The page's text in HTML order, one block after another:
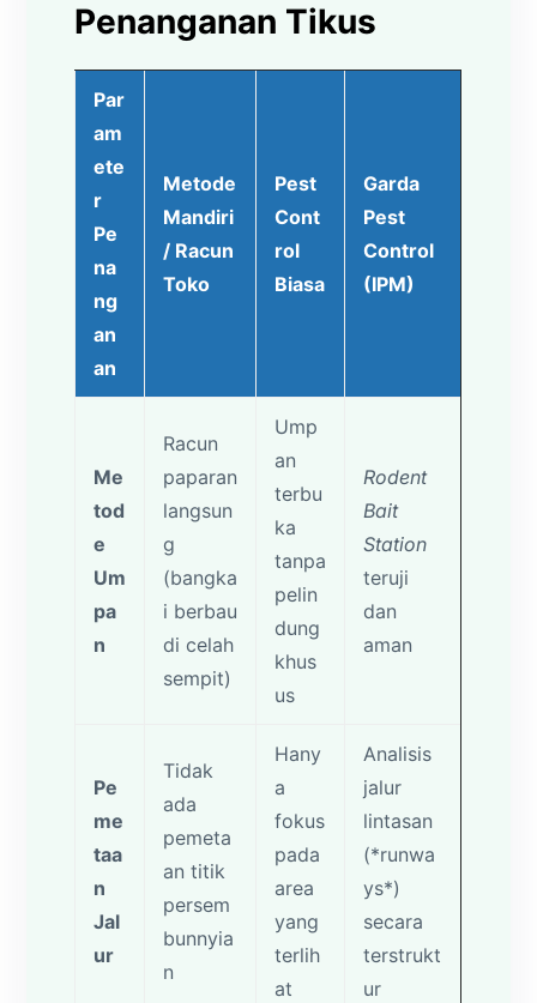
Penanganan Tikus
Par
am
ete
r
Pe
na
ng
an
an
Metode
Mandiri
/ Racun
Toko
Pest
Cont
rol
Biasa
Garda
Pest
Control
(IPM)
Me
tod
e
Um
pa
n
Racun
paparan
langsun
g
(bangka
i berbau
di celah
sempit)
Ump
an
terbu
ka
tanpa
pelin
dung
khus
us
Rodent
Bait
Station
teruji
dan
aman
Pe
me
taa
n
Jal
ur
Tidak
ada
pemeta
an titik
persem
bunnyia
n
Hany
a
fokus
pada
area
yang
terlih
at
Analisis
jalur
lintasan
(*runwa
ys*)
secara
terstrukt
ur